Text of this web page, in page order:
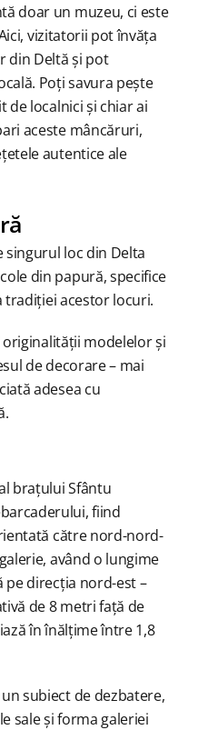
doar un muzeu, ci este
vizitatorii pot învăța
din Deltă și pot
Poți savura pește
de localnici și chiar ai
aceste mâncăruri,
autentice ale
loc din Delta
din papură, specifice
tradiției acestor locuri.
modelelor și
de decorare – mai
adesea cu
brațului Sfântu
fiind
către nord-nord-
având o lungime
pe direcția nord-est –
de 8 metri față de
în înălțime între 1,8
subiect de dezbatere,
sale și forma galeriei